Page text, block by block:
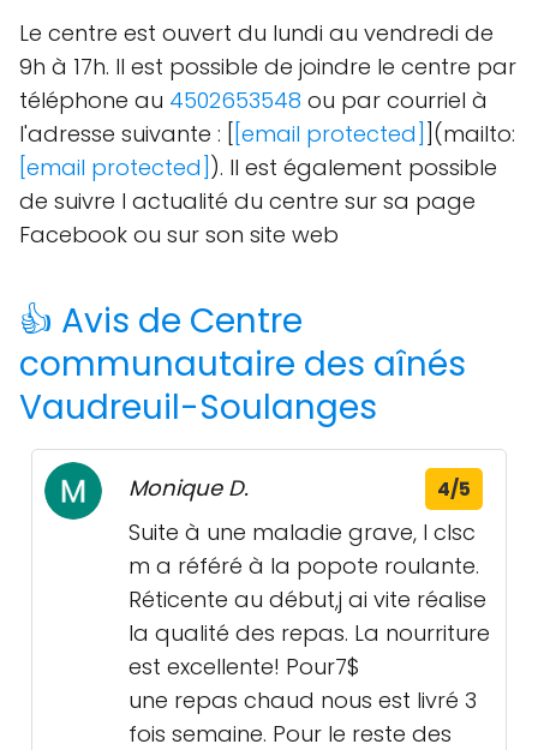
Le centre est ouvert du lundi au vendredi de
9h à 17h. Il est possible de joindre le centre par
téléphone au 4502653548 ou par courriel à
l'adresse suivante : [ [email protected] ](mailto:
[email protected] ). Il est également possible
de suivre l actualité du centre sur sa page
Facebook ou sur son site web
👍 Avis de Centre
communautaire des aînés
Vaudreuil-Soulanges
Monique D. 4/5
Suite à une maladie grave, l clsc
m a référé à la popote roulante.
Réticente au début,j ai vite réalise
la qualité des repas. La nourriture
est excellente! Pour7$
une repas chaud nous est livré 3
fois semaine. Pour le reste des